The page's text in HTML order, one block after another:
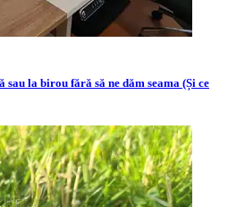
sau la birou fără să ne dăm seama (Și ce